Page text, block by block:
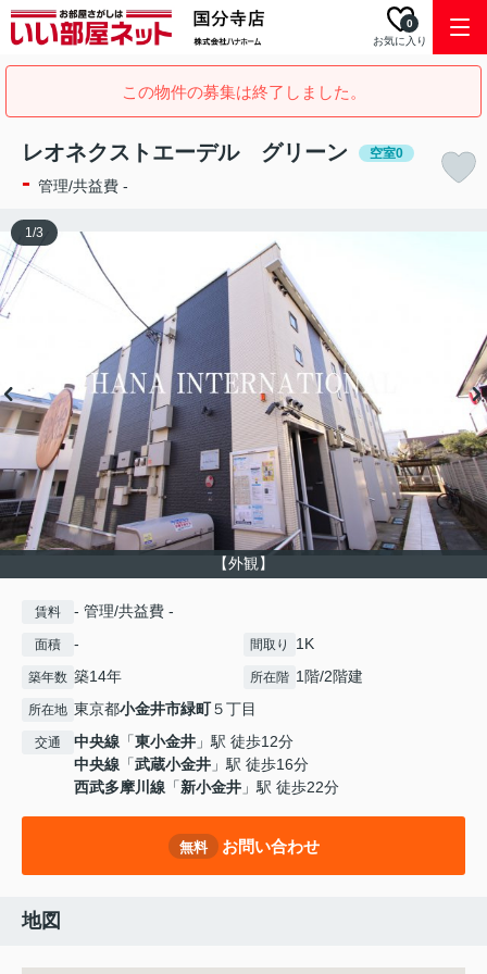
お気に入り
0
この物件の募集は終了しました。
レオネクストエーデル グリーン 空室0
- 管理/共益費 -
【外観】
1/3
賃料 - 管理/共益費 -
面積 - 間取り 1K
築年数 築14年 所在階 1階/2階建
所在地 東京都小金井市緑町５丁目
交通 中央線 「東小金井 」駅 徒歩12分
中央線 「武蔵小金井 」駅 徒歩16分
西武多摩川線 「新小金井 」駅 徒歩22分
無料 お問い合わせ
地図